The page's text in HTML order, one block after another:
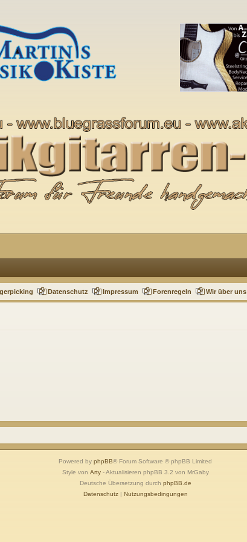
Datenschutz Impressum Forenregeln Wir über uns
Powered by phpBB® Forum Software © phpBB Limited
Style von Arty- Aktualisieren phpBB 3.2 von MrGaby
Deutsche Übersetzung durch phpBB.de
Datenschutz| Nutzungsbedingungen